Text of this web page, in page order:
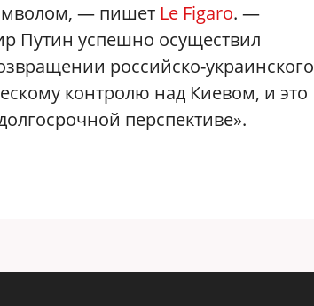
— пишет Le Figaro. —
Путин успешно осуществил
российско-украинского
контролю над Киевом, и это
перспективе».